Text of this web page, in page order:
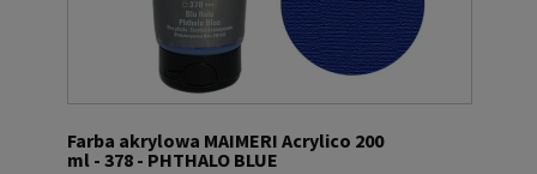
Farba akrylowa MAIMERI Acrylico 200
ml - 378 - PHTHALO BLUE